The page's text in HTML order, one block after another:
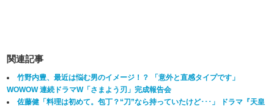
関連記事
竹野内豊、最近は悩む男のイメージ！？ 「意外と直感タイプです」
WOWOW 連続ドラマW「さまよう刃」完成報告会
佐藤健「料理は初めて。包丁？“刀”なら持っていたけど･･･」 ドラマ『天皇